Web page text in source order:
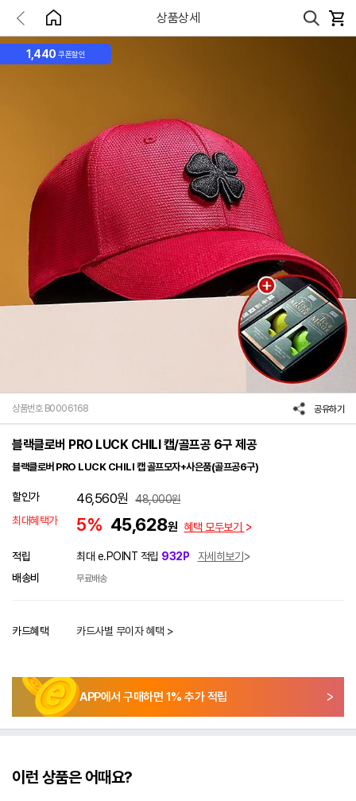
상품상세
1,440 쿠폰할인
상품번호 B0006168 공유하기
블랙클로버 PRO LUCK CHILI 캡/골프공 6구 제공
블랙클로버 PRO LUCK CHILI 캡 골프모자+사은품(골프공6구)
할인가 46,560원 48,000원
최대혜택가
5% 45,628원 혜택 모두보기
적립 최대 e.POINT 적립 932P
자세히보기
배송비
무료배송
카드혜택 카드사별 무이자 혜택 >
APP에서 구매하면 1% 추가 적립
이런 상품은 어때요?